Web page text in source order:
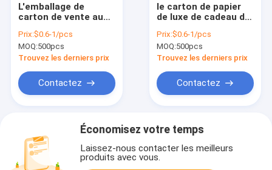
L'emballage de
carton de vente au
enferme dans une
boîte 2mm de luxe
Grayboard C2S
Prix:$0.6-1/pcs
MOQ:500pcs
Trouvez les derniers prix
Contactez
le carton de papier
de luxe de cadeau de
les kits au détail de
bougie 2mm
Grayboard
Prix:$0.6-1/pcs
MOQ:500pcs
Trouvez les derniers prix
Contactez
Économisez votre temps
Laissez-nous contacter les meilleurs
produits avec vous.